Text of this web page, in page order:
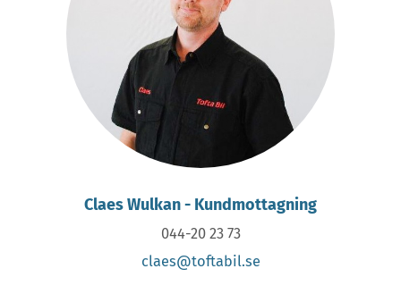
Claes Wulkan - Kundmottagning
044-20 23 73
claes@toftabil.se